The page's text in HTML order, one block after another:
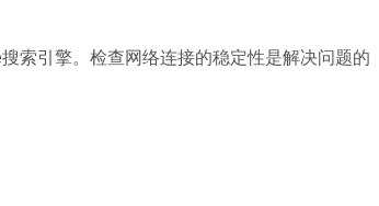
索引擎。检查网络连接的稳定性是解决问题的